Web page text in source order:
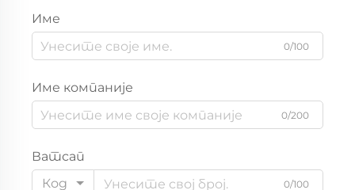
Име
0/100
Име компаније
0/200
Ватсап
Код
0/100